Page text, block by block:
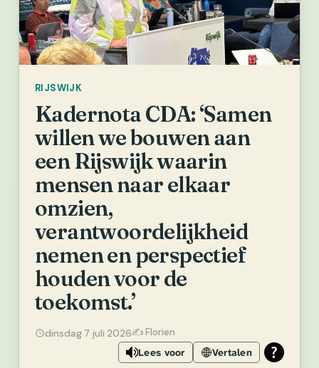
RIJSWIJK
Kadernota CDA: ‘Samen
willen we bouwen aan
een Rijswijk waarin
mensen naar elkaar
omzien,
verantwoordelijkheid
nemen en perspectief
houden voor de
toekomst.’
dinsdag 7 juli 2026✍️ Florien
Lees voor Vertalen